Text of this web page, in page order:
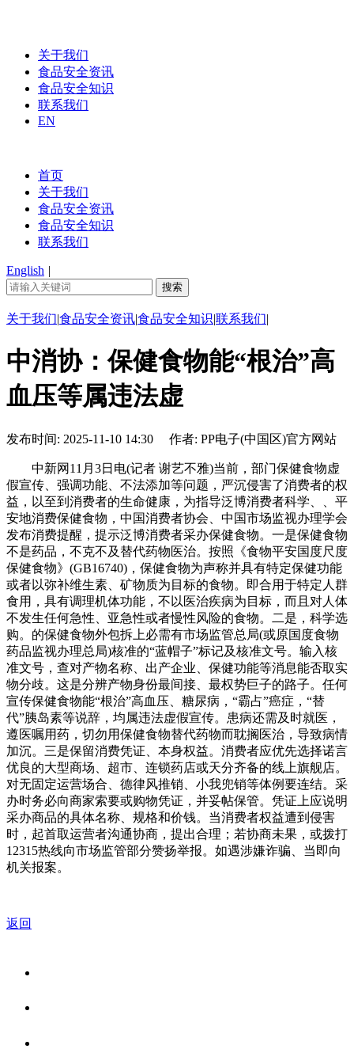
关于我们
食品安全资讯
食品安全知识
联系我们
EN
首页
关于我们
食品安全资讯
食品安全知识
联系我们
English |
关于我们|食品安全资讯|食品安全知识|联系我们|
中消协：保健食物能“根治”高
血压等属违法虚
发布时间: 2025-11-10 14:30 作者: PP电子(中国区)官方网站
中新网11月3日电(记者 谢艺不雅)当前，部门保健食物虚
假宣传、强调功能、不法添加等问题，严沉侵害了消费者的权
益，以至到消费者的生命健康，为指导泛博消费者科学、、平
安地消费保健食物，中国消费者协会、中国市场监视办理学会
发布消费提醒，提示泛博消费者采办保健食物。一是保健食物
不是药品，不克不及替代药物医治。按照《食物平安国度尺度
保健食物》(GB16740)，保健食物为声称并具有特定保健功能
或者以弥补维生素、矿物质为目标的食物。即合用于特定人群
食用，具有调理机体功能，不以医治疾病为目标，而且对人体
不发生任何急性、亚急性或者慢性风险的食物。二是，科学选
购。的保健食物外包拆上必需有市场监管总局(或原国度食物
药品监视办理总局)核准的“蓝帽子”标记及核准文号。输入核
准文号，查对产物名称、出产企业、保健功能等消息能否取实
物分歧。这是分辨产物身份最间接、最权势巨子的路子。任何
宣传保健食物能“根治”高血压、糖尿病，“霸占”癌症，“替
代”胰岛素等说辞，均属违法虚假宣传。患病还需及时就医，
遵医嘱用药，切勿用保健食物替代药物而耽搁医治，导致病情
加沉。三是保留消费凭证、本身权益。消费者应优先选择诺言
优良的大型商场、超市、连锁药店或天分齐备的线上旗舰店。
对无固定运营场合、德律风推销、小我兜销等体例要连结。采
办时务必向商家索要或购物凭证，并妥帖保管。凭证上应说明
采办商品的具体名称、规格和价钱。当消费者权益遭到侵害
时，起首取运营者沟通协商，提出合理；若协商未果，或拨打
12315热线向市场监管部分赞扬举报。如遇涉嫌诈骗、当即向
机关报案。
返回